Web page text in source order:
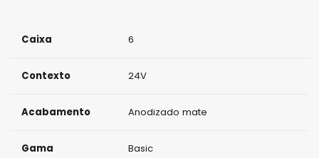
Caixa 6
Contexto 24V
Acabamento Anodizado mate
Gama Basic